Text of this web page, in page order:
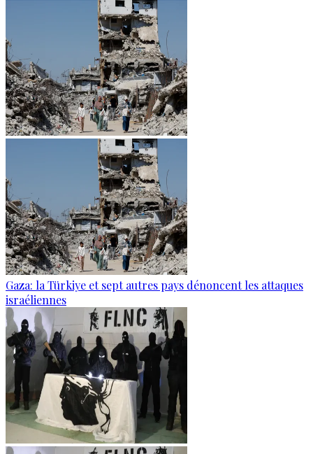
Gaza: la Türkiye et sept autres pays dénoncent les attaques
israéliennes